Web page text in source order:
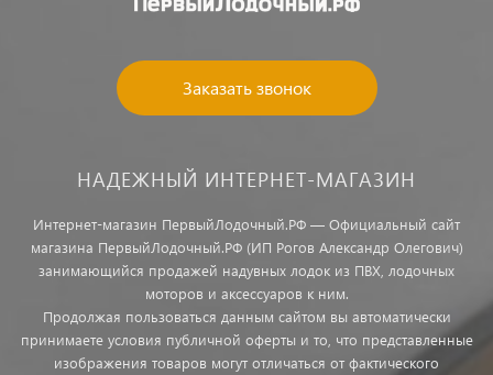
Заказать звонок
НАДЕЖНЫЙ ИНТЕРНЕТ-МАГАЗИН
Интернет-магазин ПервыйЛодочный.РФ — Официальный сайт
магазина ПервыйЛодочный.РФ (ИП Рогов Александр Олегович)
занимающийся продажей надувных лодок из ПВХ, лодочных
моторов и аксессуаров к ним.
Продолжая пользоваться данным сайтом вы автоматически
принимаете условия публичной оферты и то, что представленные
изображения товаров могут отличаться от фактического